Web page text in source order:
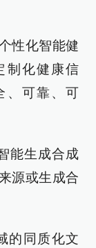
性化智能健
制化健康信
、可靠、可
能生成合成
源或生成合
的同质化文